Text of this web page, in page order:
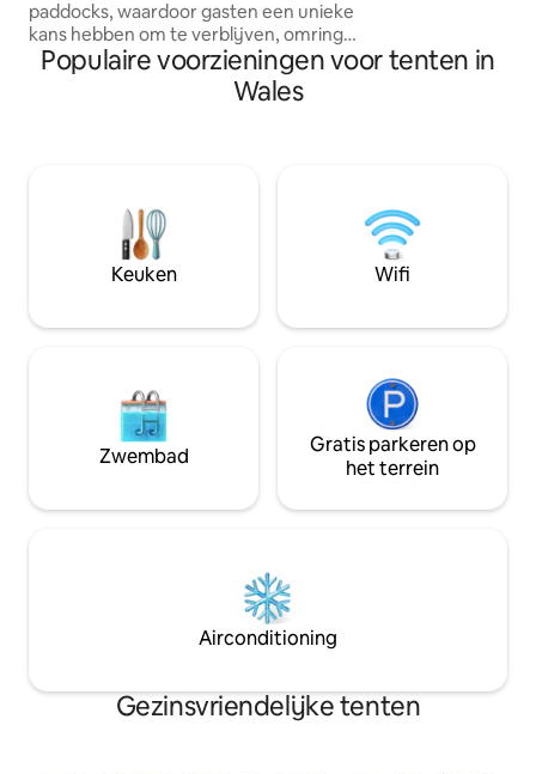
paddocks, waardoor gasten een unieke
kans hebben om te verblijven, omringd
door onze vriendelijke inwonende
alpaca's en vrij rondlopende kippen.
Dankzij de doorzichtige dakpanelen kun
is geschikt voor twee volwassenen of
een gezin met twee kinderen. Geniet
van zitplaatsen in de buitenlucht, een
gasbarbecue, vuurplaats en gedeelde
er geen honden toegestaan.
ontspan rond de
airbnb.com/h/
Populaire voorzieningen voor tenten in
Wales
Keuken Wifi
Zwembad
Gratis parkeren op
het terrein
Airconditioning
Gezinsvriendelijke tenten